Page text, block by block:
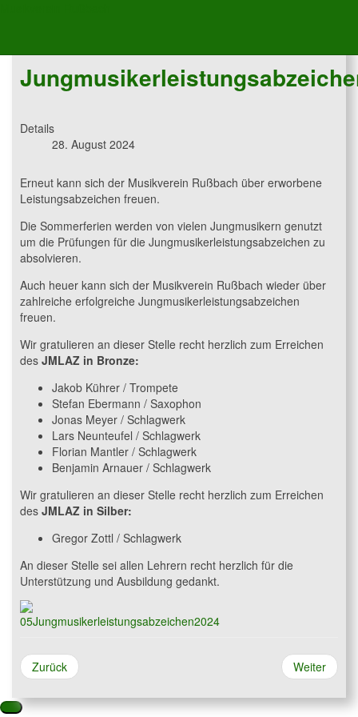
Details
28. August 2024
Erneut kann sich der Musikverein Rußbach über erworbene
Leistungsabzeichen freuen.
Die Sommerferien werden von vielen Jungmusikern genutzt
um die Prüfungen für die Jungmusikerleistungsabzeichen zu
absolvieren.
Auch heuer kann sich der Musikverein Rußbach wieder über
zahlreiche erfolgreiche Jungmusikerleistungsabzeichen
freuen.
Wir gratulieren an dieser Stelle recht herzlich zum Erreichen
des JMLAZ in Bronze:
Jakob Kührer / Trompete
Stefan Ebermann / Saxophon
Jonas Meyer / Schlagwerk
Lars Neunteufel / Schlagwerk
Florian Mantler / Schlagwerk
Benjamin Arnauer / Schlagwerk
Wir gratulieren an dieser Stelle recht herzlich zum Erreichen
des JMLAZ in Silber:
Gregor Zottl / Schlagwerk
An dieser Stelle sei allen Lehrern recht herzlich für die
Unterstützung und Ausbildung gedankt.
Zurück Weiter